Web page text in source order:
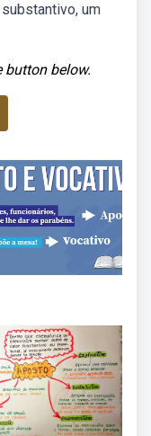
um
button below.